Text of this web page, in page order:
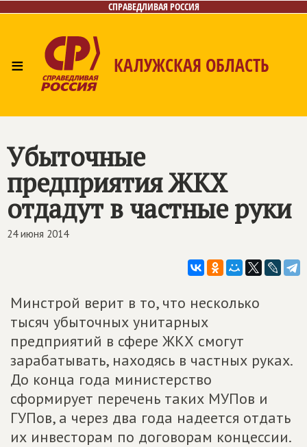
СПРАВЕДЛИВАЯ РОССИЯ
≡ КАЛУЖСКАЯ ОБЛАСТЬ
Убыточные
предприятия ЖКХ
отдадут в частные руки
24 июня 2014
Минстрой верит в то, что несколько
тысяч убыточных унитарных
предприятий в сфере ЖКХ смогут
зарабатывать, находясь в частных руках.
До конца года министерство
сформирует перечень таких МУПов и
ГУПов, а через два года надеется отдать
их инвесторам по договорам концессии.